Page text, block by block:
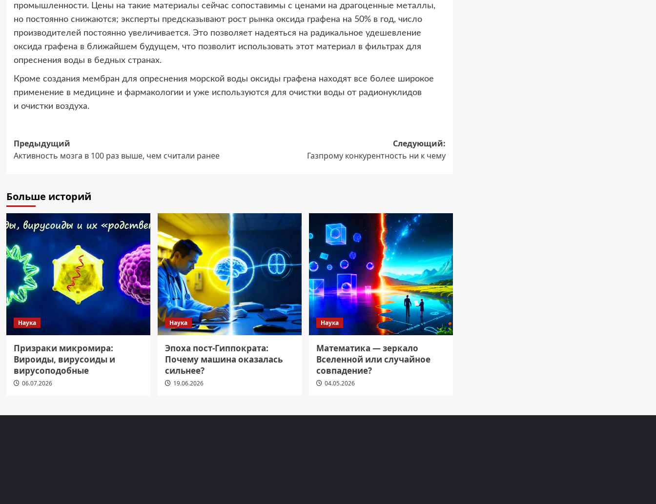
промышленности. Цены на такие материалы сейчас сопоставимы с ценами на драгоценные металлы,
но постоянно снижаются; эксперты предсказывают рост рынка оксида графена на 50% в год, число
производителей постоянно увеличивается. Это позволяет надеяться на радикальное удешевление
оксида графена в ближайшем будущем, что позволит использовать этот материал в фильтрах для
опреснения воды в бедных странах.
Кроме создания мембран для опреснения морской воды оксиды графена находят все более широкое
применение в медицине и фармакологии и уже используются для очистки воды от радионуклидов
и очистки воздуха.
Навигация
записи
Предыдущий
Активность мозга в 100 раз выше, чем считали ранее
Следующий:
Газпрому конкурентность ни к чему
Больше историй
Наука
Призраки микромира:
Вироиды, вирусоиды и
вирусоподобные
06.07.2026
Наука
Эпоха пост-Гиппократа:
Почему машина оказалась
сильнее?
19.06.2026
Наука
Математика — зеркало
Вселенной или случайное
совпадение?
04.05.2026